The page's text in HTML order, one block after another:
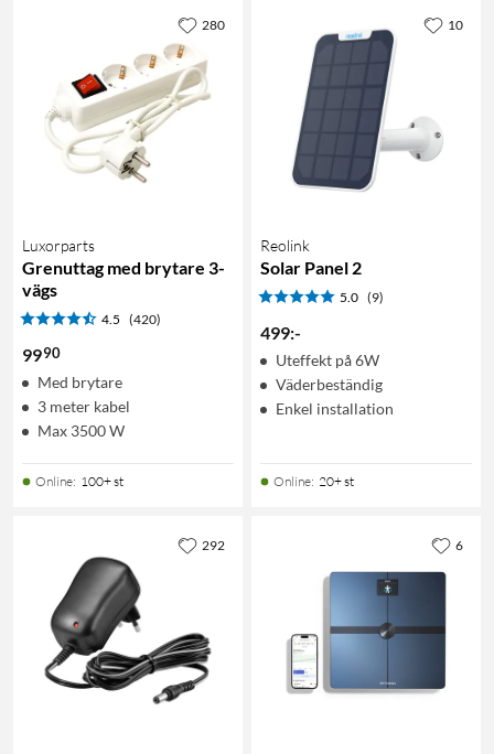
Luxorparts
Grenuttag med brytare 3-
vägs
4.5 (420)
9990
Med brytare
3 meter kabel
Max 3500 W
Online: 100+ st
280
Reolink
Solar Panel 2
5.0 (9)
499:-
Uteffekt på 6W
Väderbeständig
Enkel installation
Online: 20+ st
10
292 6